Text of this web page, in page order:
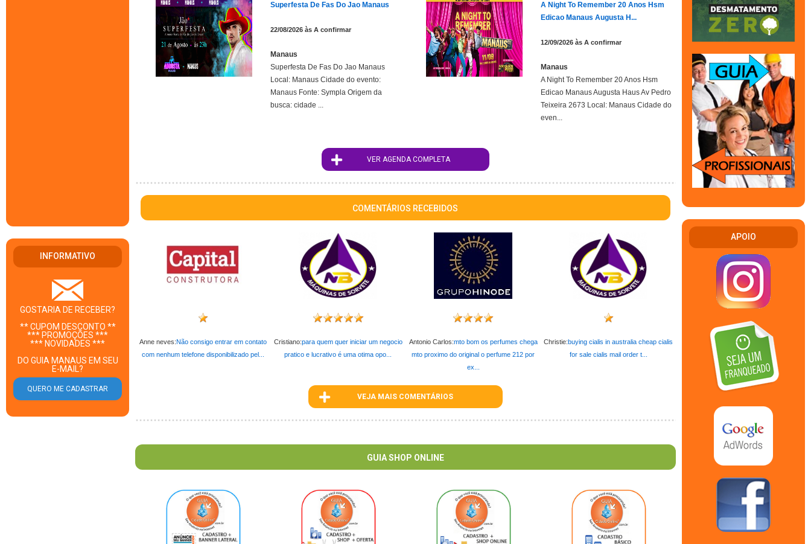
INFORMATIVO
GOSTARIA DE RECEBER?
** CUPOM DESCONTO **
*** PROMOÇÕES ***
*** NOVIDADES ***
DO GUIA MANAUS EM SEU
E-MAIL?
Superfesta De Fas Do Jao Manaus
22/08/2026 às A confirmar
Manaus
Superfesta De Fas Do Jao Manaus
Local: Manaus Cidade do evento:
Manaus Fonte: Sympla Origem da
busca: cidade ...
A Night To Remember 20 Anos Hsm
Edicao Manaus Augusta H...
12/09/2026 às A confirmar
Manaus
A Night To Remember 20 Anos Hsm
Edicao Manaus Augusta Haus Av Pedro
Teixeira 2673 Local: Manaus Cidade do
even...
VER AGENDA COMPLETA
COMENTÁRIOS RECEBIDOS
Anne neves:Não consigo entrar em contato
com nenhum telefone disponibilizado pel...
Cristiano:para quem quer iniciar um negocio
pratico e lucrativo é uma otima opo...
Antonio Carlos:mto bom os perfumes chega
mto proximo do original o perfume 212 por
ex...
Christie:buying cialis in australia cheap cialis
for sale cialis mail order t...
VEJA MAIS COMENTÁRIOS
GUIA SHOP ONLINE
APOIO